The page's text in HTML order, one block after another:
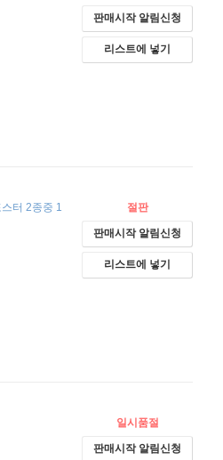
판매시작 알림신청
리스트에 넣기
터 2종중 1
절판
판매시작 알림신청
리스트에 넣기
일시품절
판매시작 알림신청